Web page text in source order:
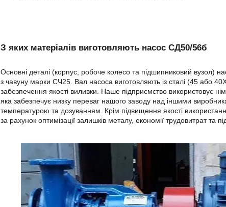
З яких матеріалів виготовляють насос СД50/56б
Основні деталі (корпус, робоче колесо та підшипниковий
з чавуну марки СЧ25. Вал насоса виготовляють із сталі (45 або
забезпечення якості виливки. Наше підприємство використовує
яка забезпечує низку переваг нашого заводу над іншими
температурою та дозуванням. Крім підвищення якості
за рахунок оптимізації залишків металу, економії трудовитрат та